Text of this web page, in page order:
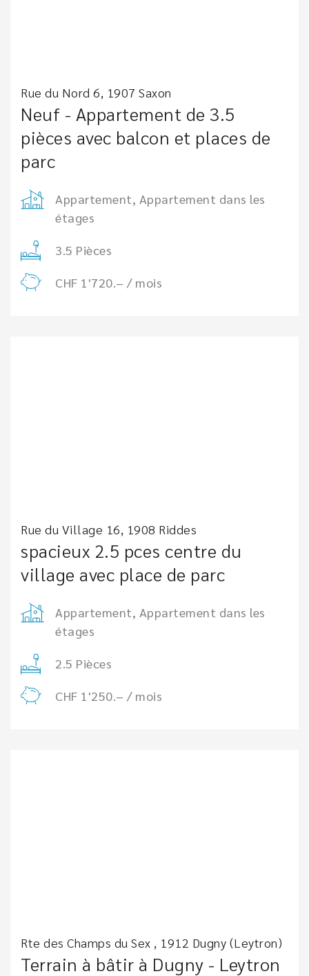
Rue du Nord 6, 1907 Saxon
Neuf - Appartement de 3.5
pièces avec balcon et places de
parc
Appartement, Appartement dans les
étages
3.5 Pièces
CHF 1'720.– / mois
Rue du Village 16, 1908 Riddes
spacieux 2.5 pces centre du
village avec place de parc
Appartement, Appartement dans les
étages
2.5 Pièces
CHF 1'250.– / mois
Rte des Champs du Sex , 1912 Dugny (Leytron)
Terrain à bâtir à Dugny - Leytron